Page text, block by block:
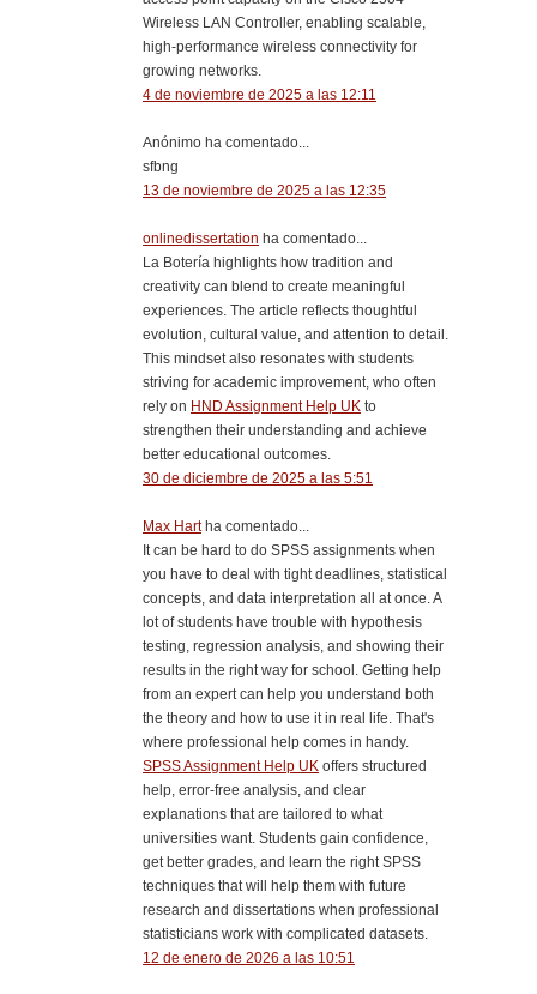
Wireless LAN Controller, enabling scalable,
high-performance wireless connectivity for
growing networks.
4 de noviembre de 2025 a las 12:11
Anónimo ha comentado...
sfbng
13 de noviembre de 2025 a las 12:35
onlinedissertation ha comentado...
La Botería highlights how tradition and
creativity can blend to create meaningful
experiences. The article reflects thoughtful
evolution, cultural value, and attention to detail.
This mindset also resonates with students
striving for academic improvement, who often
rely on HND Assignment Help UK to
strengthen their understanding and achieve
better educational outcomes.
30 de diciembre de 2025 a las 5:51
Max Hartha comentado...
It can be hard to do SPSS assignments when
you have to deal with tight deadlines, statistical
concepts, and data interpretation all at once. A
lot of students have trouble with hypothesis
testing, regression analysis, and showing their
results in the right way for school. Getting help
from an expert can help you understand both
the theory and how to use it in real life. That's
where professional help comes in handy.
SPSS Assignment Help UK offers structured
help, error-free analysis, and clear
explanations that are tailored to what
universities want. Students gain confidence,
get better grades, and learn the right SPSS
techniques that will help them with future
research and dissertations when professional
statisticians work with complicated datasets.
12 de enero de 2026 a las 10:51